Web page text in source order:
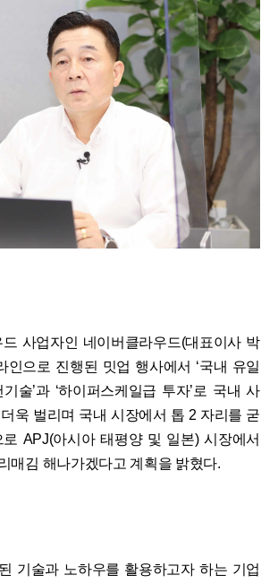
사업자인 네이버클라우드(대표이사 박
인으로 진행된 밋업 행사에서 ‘국내 유일
술’과 ‘하이퍼스케일급 투자’로 국내 사
욱 벌리며 국내 시장에서 톱 2 자리를 굳
APJ(아시아 태평양 및 일본) 시장에서
매김 해나가겠다고 계획을 밝혔다.
기술과 노하우를 활용하고자 하는 기업